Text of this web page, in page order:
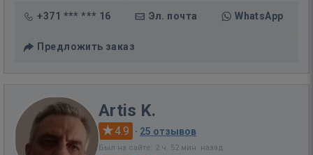
+371 *** *** 16 Эл. почта WhatsApp
Предложить заказ
Artis K.
4.9 · 25 отзывов
Был на сайте: 2 ч. 52 мин. назад